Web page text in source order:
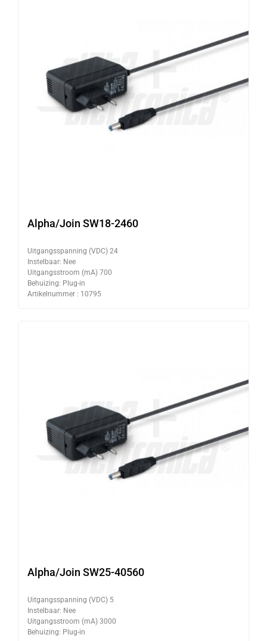
Alpha/Join SW18-2460
Uitgangsspanning (VDC) 24
Instelbaar: Nee
Uitgangsstroom (mA) 700
Behuizing: Plug-in
Artikelnummer : 10795
Alpha/Join SW25-40560
Uitgangsspanning (VDC) 5
Instelbaar: Nee
Uitgangsstroom (mA) 3000
Behuizing: Plug-in